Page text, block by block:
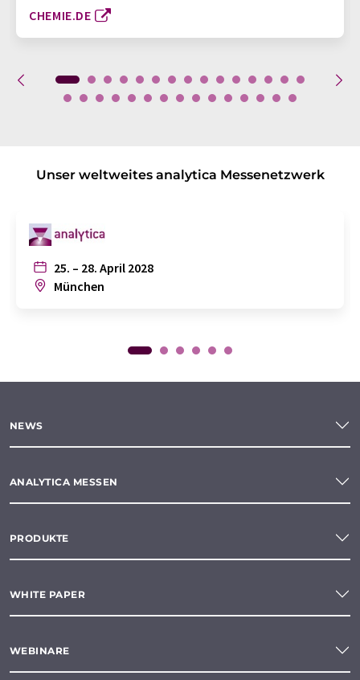
CHEMIE.DE
Unser weltweites analytica Messenetzwerk
25. – 28. April 2028
München
NEWS
ANALYTICA MESSEN
PRODUKTE
WHITE PAPER
WEBINARE